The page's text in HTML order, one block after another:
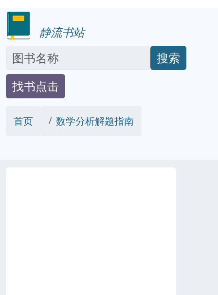
静流书站
搜索
找书点击
首页 数学分析解题指南